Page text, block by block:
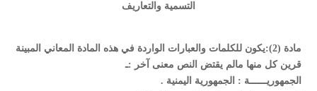
التسمية والتعاريف
مادة (2):يكون للكلمات والعبارات الواردة في هذه المادة المعاني المبينة
قرين كل منها مالم يقتض النص معنى آخر :ـ
الجمهوريــــــة : الجمهورية اليمنية .